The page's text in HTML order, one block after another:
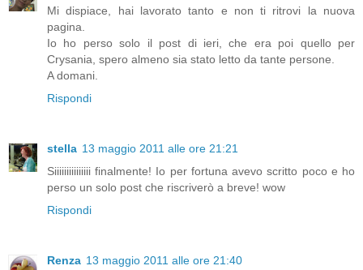
Mi dispiace, hai lavorato tanto e non ti ritrovi la nuova
pagina.
Io ho perso solo il post di ieri, che era poi quello per
Crysania, spero almeno sia stato letto da tante persone.
A domani.
Rispondi
stella 13 maggio 2011 alle ore 21:21
Siiiiiiiiiiiiiii finalmente! Io per fortuna avevo scritto poco e ho
perso un solo post che riscriverò a breve! wow
Rispondi
Renza 13 maggio 2011 alle ore 21:40